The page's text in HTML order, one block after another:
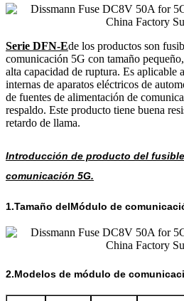
Serie DFN-Ede los productos son
comunicación 5G con tamaño
alta capacidad de ruptura. Es aplicable
internas de aparatos eléctricos de
de fuentes de alimentación de
respaldo. Este producto tiene buena
retardo de llama.
Introducción de producto del
comunicación 5G.
1.Tamaño delMódulo de
2.Modelos de módulo de